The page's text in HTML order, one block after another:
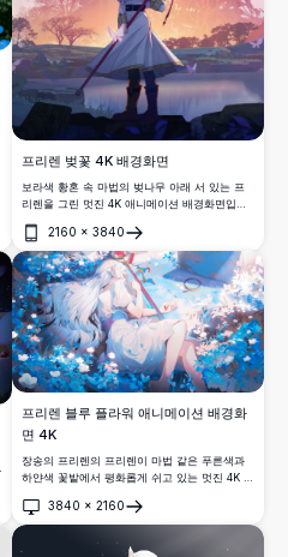
프리렌 벚꽃 4K 배경화면
보라색 황혼 속 마법의 벚나무 아래 서 있는 프
리렌을 그린 멋진 4K 애니메이션 배경화면입니
다. 엘프 마법사가 지팡이를 들고 있는 가운데
벚꽃 꽃잎들이 환상적인 분위기 속에서 춤추며,
장송의 프리렌의 고요한 판타지 풍경을 연출합
니다.
2160 × 3840
열기
프리렌 블루 플라워 애니메이션 배경화
면 4K
장송의 프리렌의 프리렌이 마법 같은 푸른색과
하얀색 꽃밭에서 평화롭게 쉬고 있는 멋진 4K 애
가 생동감 넘치는 꽃들에 둘러싸여 부드러운 조
명과 아름다운 디테일로 몽환적이고 신비로운
분위기를 연출합니다.
3840 × 2160
열기